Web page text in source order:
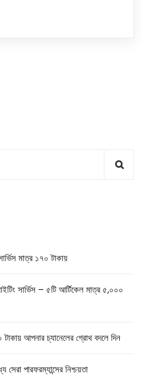
মাত্র ১৭০ টাকায়
সার্ভিস – ৫টি আর্টিকেল মাত্র ৫,০০০
আপনার চ্যানেলের গ্রোথ বদলে দিন
সেরা পারফরম্যান্সের নিশ্চয়তা